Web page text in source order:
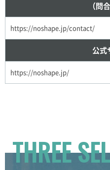
（問
https://noshape.jp/contact/
公式
https://noshape.jp/
THREE